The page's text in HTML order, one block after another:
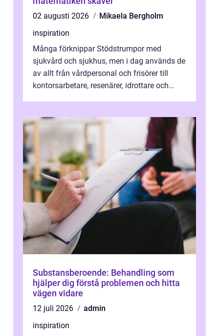
02 augusti 2026
Mikaela Bergholm
inspiration
Många förknippar Stödstrumpor med
sjukvård och sjukhus, men i dag används de
av allt från vårdpersonal och frisörer till
kontorsarbetare, resenärer, idrottare och
Substansberoende: Behandling som
hjälper dig förstå problemen och hitta
vägen vidare
12 juli 2026
admin
inspiration